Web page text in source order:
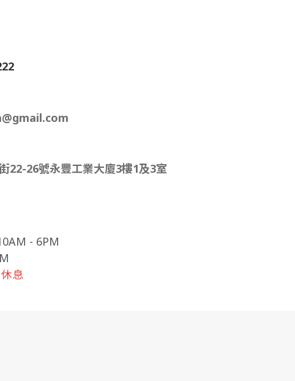
22-26號永豐工業大廈3樓1及3室
- 6PM
息